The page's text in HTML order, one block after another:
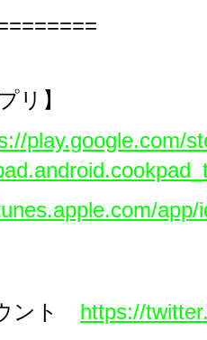
リ】
play.google.com/
app/
ント https://